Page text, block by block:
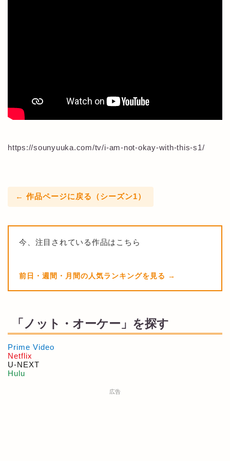
https://sounyuuka.com/tv/i-am-not-okay-with-this-s1/
← 作品ページに戻る（シーズン1）
今、注目されている作品はこちら
前日・週間・月間の人気ランキングを見る
「ノット・オーケー」を探す
Prime Video
Netflix
U-NEXT
Hulu
広告